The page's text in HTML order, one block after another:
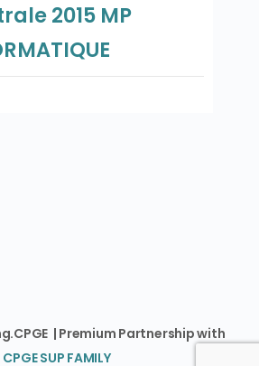
2015 MP
| Premium Partnership with
CPGE SUP FAMILY